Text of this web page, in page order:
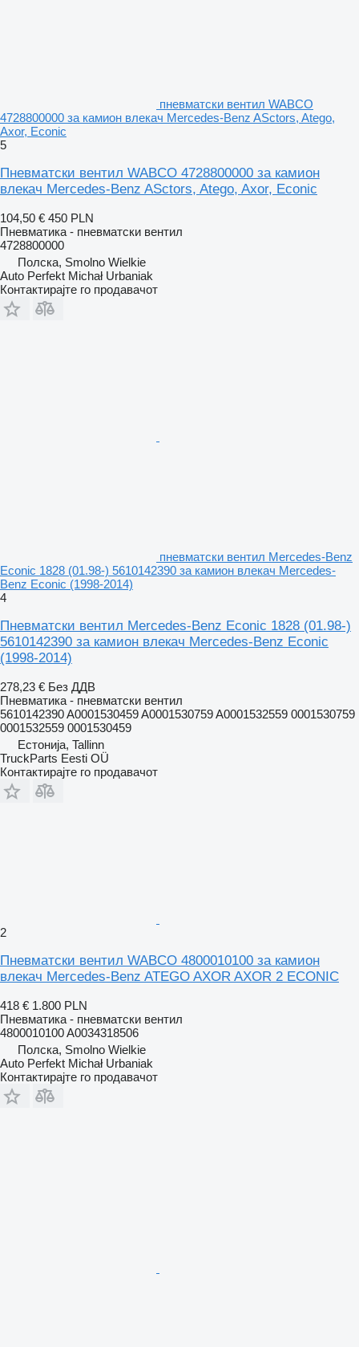
пневматски вентил WABCO
4728800000 за камион влекач Mercedes-Benz ASctors, Atego,
Axor, Econic
5
Пневматски вентил WABCO 4728800000 за камион
влекач Mercedes-Benz ASctors, Atego, Axor, Econic
104,50 € 450 PLN
Пневматика - пневматски вентил
4728800000
Полска, Smolno Wielkie
Auto Perfekt Michał Urbaniak
Контактирајте го продавачот
пневматски вентил Mercedes-Benz
Econic 1828 (01.98-) 5610142390 за камион влекач Mercedes-
Benz Econic (1998-2014)
4
Пневматски вентил Mercedes-Benz Econic 1828 (01.98-)
5610142390 за камион влекач Mercedes-Benz Econic
(1998-2014)
278,23 € Без ДДВ
Пневматика - пневматски вентил
5610142390 A0001530459 A0001530759 A0001532559 0001530759
0001532559 0001530459
Естонија, Tallinn
TruckParts Eesti OÜ
Контактирајте го продавачот
2
Пневматски вентил WABCO 4800010100 за камион
влекач Mercedes-Benz ATEGO AXOR AXOR 2 ECONIC
418 € 1.800 PLN
Пневматика - пневматски вентил
4800010100 A0034318506
Полска, Smolno Wielkie
Auto Perfekt Michał Urbaniak
Контактирајте го продавачот